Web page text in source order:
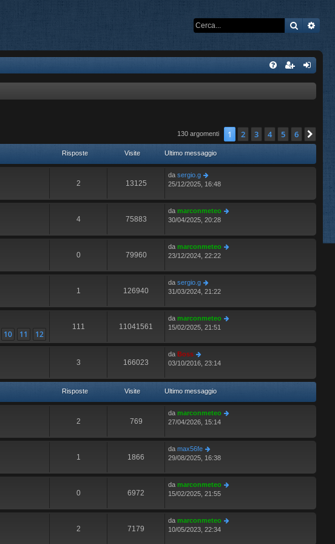
Cerca
130 argomenti 1 2 3 4 5 6
Risposte Visite Ultimo messaggio
2 13125
da sergio.g
25/12/2025, 16:48
4 75883
da marconmeteo
30/04/2025, 20:28
0 79960
da marconmeteo
23/12/2024, 22:22
1 126940
da sergio.g
31/03/2024, 21:22
10 11 12
111 11041561
da marconmeteo
15/02/2025, 21:51
3 166023
da Boss
03/10/2016, 23:14
Risposte Visite Ultimo messaggio
2 769
da marconmeteo
27/04/2026, 15:14
1 1866
da max56fe
29/08/2025, 16:38
0 6972
da marconmeteo
15/02/2025, 21:55
2 7179
da marconmeteo
10/05/2023, 22:34